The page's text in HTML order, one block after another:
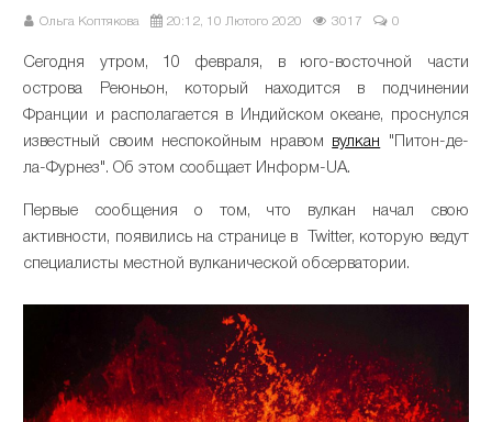
Ольга Коптякова 20:12, 10 Лютого 2020 3017 0
Сегодня утром, 10 февраля, в юго-восточной части
острова Реюньон, который находится в подчинении
Франции и располагается в Индийском океане, проснулся
известный своим неспокойным нравом вулкан "Питон-де-
ла-Фурнез". Об этом сообщает Информ-UA.
Первые сообщения о том, что вулкан начал свою
активности, появились на странице в Twitter, которую ведут
специалисты местной вулканической обсерватории.